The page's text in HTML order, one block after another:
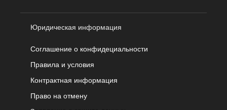
Юридическая информация
Соглашение о конфидециальности
Правила и условия
Контрактная информация
Право на отмену